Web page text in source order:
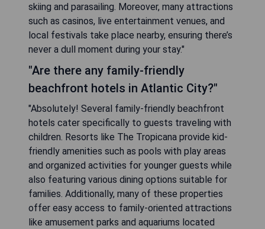
skiing and parasailing. Moreover, many attractions
such as casinos, live entertainment venues, and
local festivals take place nearby, ensuring there’s
never a dull moment during your stay."
"Are there any family-friendly
beachfront hotels in Atlantic City?"
"Absolutely! Several family-friendly beachfront
hotels cater specifically to guests traveling with
children. Resorts like The Tropicana provide kid-
friendly amenities such as pools with play areas
and organized activities for younger guests while
also featuring various dining options suitable for
families. Additionally, many of these properties
offer easy access to family-oriented attractions
like amusement parks and aquariums located